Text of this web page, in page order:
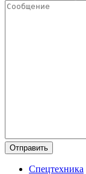
Отправить
Спецтехника